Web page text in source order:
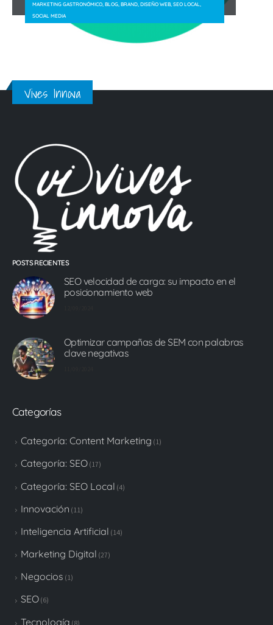
MARKETING GASTRONÓMICO, BLOG, BRAND, DISEÑO WEB, SEO LOCAL,
SOCIAL MEDIA
Vives Innova
POSTS RECIENTES
SEO velocidad de carga: su impacto en el
posicionamiento web
Optimizar campañas de SEM con palabras
clave negativas
Categorías
Categoría: Content Marketing (1)
Categoría: SEO (17)
Categoría: SEO Local (4)
Innovación (11)
Inteligencia Artificial (14)
Marketing Digital (27)
Negocios (1)
SEO (6)
Tecnología (8)